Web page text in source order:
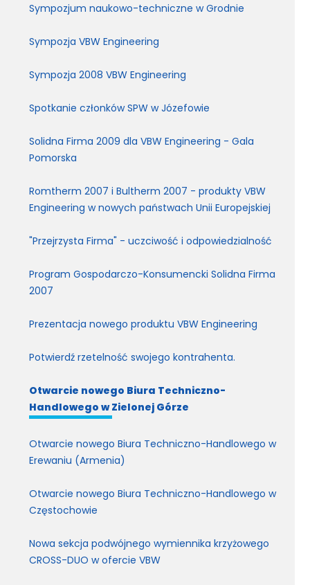
Sympozjum naukowo-techniczne w Grodnie
Sympozja VBW Engineering
Sympozja 2008 VBW Engineering
Spotkanie członków SPW w Józefowie
Solidna Firma 2009 dla VBW Engineering - Gala
Pomorska
Romtherm 2007 i Bultherm 2007 - produkty VBW
Engineering w nowych państwach Unii Europejskiej
"Przejrzysta Firma" - uczciwość i odpowiedzialność
Program Gospodarczo-Konsumencki Solidna Firma
2007
Prezentacja nowego produktu VBW Engineering
Potwierdź rzetelność swojego kontrahenta.
Otwarcie nowego Biura Techniczno-
Handlowego w Zielonej Górze
Otwarcie nowego Biura Techniczno-Handlowego w
Erewaniu (Armenia)
Otwarcie nowego Biura Techniczno-Handlowego w
Częstochowie
Nowa sekcja podwójnego wymiennika krzyżowego
CROSS-DUO w ofercie VBW